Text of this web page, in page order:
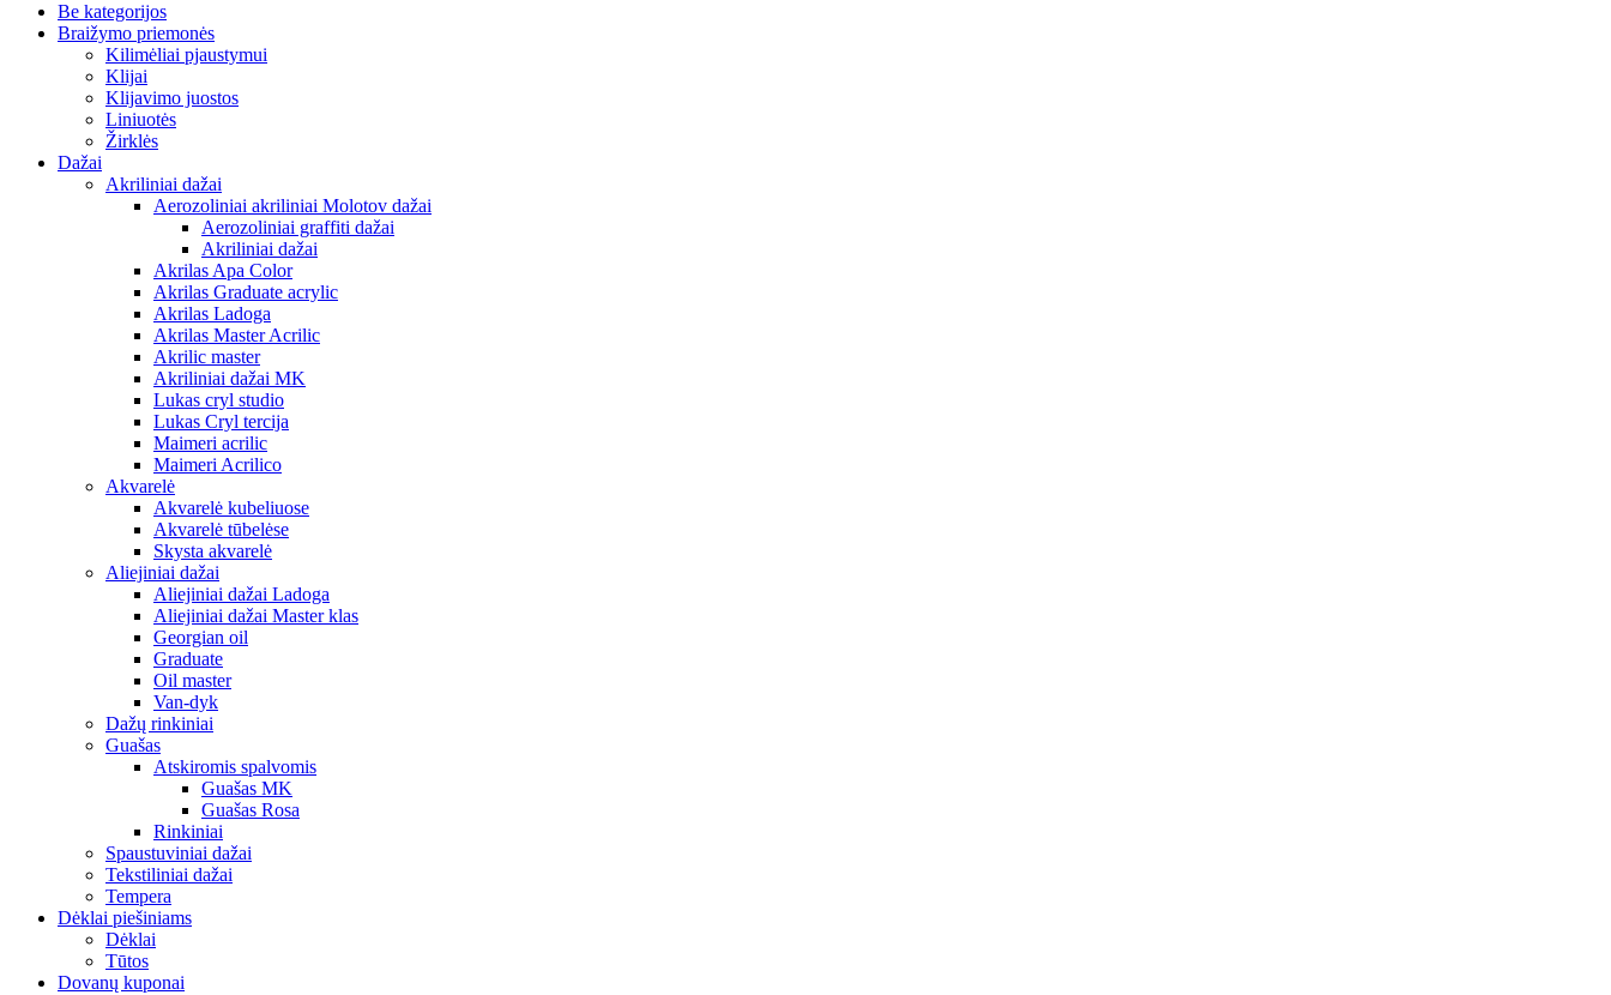
Be kategorijos
Braižymo priemonės
Kilimėliai pjaustymui
Klijai
Klijavimo juostos
Liniuotės
Žirklės
Dažai
Akriliniai dažai
Aerozoliniai akriliniai Molotov dažai
Aerozoliniai graffiti dažai
Akriliniai dažai
Akrilas Apa Color
Akrilas Graduate acrylic
Akrilas Ladoga
Akrilas Master Acrilic
Akrilic master
Akriliniai dažai MK
Lukas cryl studio
Lukas Cryl tercija
Maimeri acrilic
Maimeri Acrilico
Akvarelė
Akvarelė kubeliuose
Akvarelė tūbelėse
Skysta akvarelė
Aliejiniai dažai
Aliejiniai dažai Ladoga
Aliejiniai dažai Master klas
Georgian oil
Graduate
Oil master
Van-dyk
Dažų rinkiniai
Guašas
Atskiromis spalvomis
Guašas MK
Guašas Rosa
Rinkiniai
Spaustuviniai dažai
Tekstiliniai dažai
Tempera
Dėklai piešiniams
Dėklai
Tūtos
Dovanų kuponai